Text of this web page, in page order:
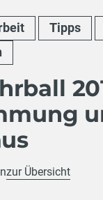
Tipps
zur Übersicht